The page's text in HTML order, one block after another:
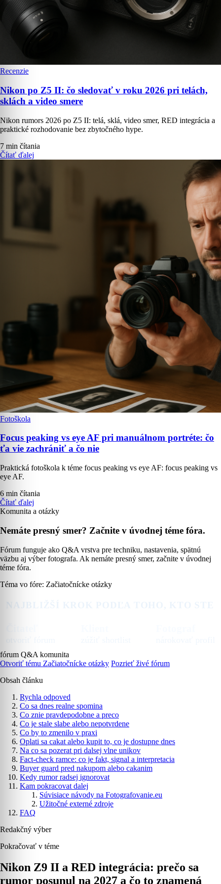
Recenzie
Nikon po Z5 II: čo sledovať v roku 2026 pri telách,
sklách a video smere
Nikon rumors 2026 po Z5 II: telá, sklá, video smer, RED integrácia a
praktické rozhodovanie bez zbytočného hype.
7 min čítania
Čítať ďalej
Fotoškola
Focus peaking vs eye AF pri manuálnom portréte: čo
ťa vie zachrániť a čo nie
Praktická fotoškola k téme focus peaking vs eye AF: focus peaking vs
eye AF.
6 min čítania
Čítať ďalej
Komunita a otázky
Nemáte presný smer? Začnite v úvodnej téme fóra.
Fórum funguje ako Q&A vrstva pre techniku, nastavenia, spätnú
väzbu aj výber fotografa. Ak nemáte presný smer, začnite v úvodnej
téme fóra.
Téma vo fóre: Začiatočnícke otázky
fórum Q&A komunita
Otvoriť tému Začiatočnícke otázky Pozrieť živé fórum
Obsah článku
Rychla odpoved
Co sa dnes realne spomina
Co znie pravdepodobne a preco
Co je stale slabe alebo nepotvrdene
Co by to zmenilo v praxi
Oplati sa cakat alebo kupit to, co je dostupne dnes
Na co sa pozerat pri dalsej vlne unikov
Fact-check ramce: co je fakt, signal a interpretacia
Buyer guard pred nakupom alebo cakanim
Kedy rumor radsej ignorovat
Kam pokracovat dalej
Súvisiace návody na Fotografovanie.eu
Užitočné externé zdroje
FAQ
Redakčný výber
Pokračovať v téme
Nikon Z9 II a RED integrácia: prečo sa
rumor posunul na 2027 a čo to znamená